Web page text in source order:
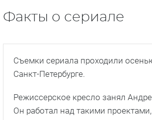
Факты о сериале
Съемки сериала проходили
Санкт-Петербурге.
Режиссерское кресло занял
Он работал над такими